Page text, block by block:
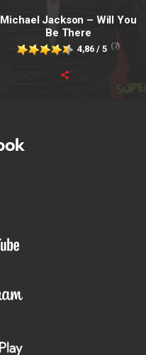
Michael Jackson – Will You
Be There
4,86 / 5 (7)